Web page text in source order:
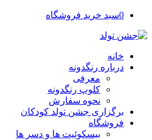
0سبد خرید فروشگاه
خانه
درباره رنگدونه
معرفی
کلوپ رنگدونه
نحوه سفارش
برگزاری جشن تولد کودکان
فروشگاه
بیسکوئیت ها و دسر ها